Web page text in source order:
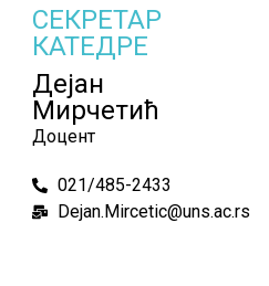
СЕКРЕТАР
КАТЕДРЕ
Дејан
Мирчетић
Доцент
021/485-2433
Dejan.Mircetic@uns.ac.rs